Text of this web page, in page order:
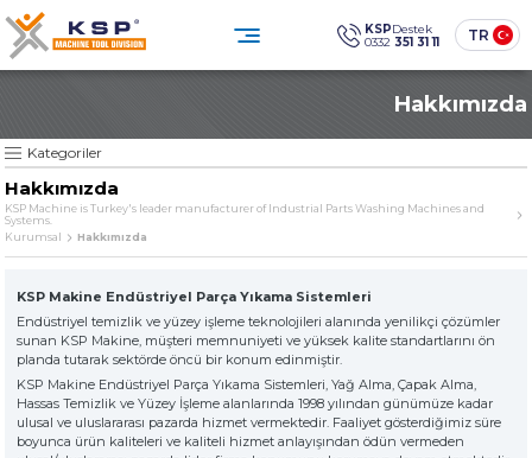
×
Endüstriyel temizlikte güven,
teknoloji ve sürdürülebilirlik.
ÜRÜN GRUPLARIMIZ
» Standart Endüstriyel Parça Yıkama Makineleri
Ürünler
Çözümler
Sektörler
Medya Merkezi
İletişim
KSPDestek
0332 351 31 11 TR
Hakkımızda
×
KSP MACHINEKATEGORİLER » Solventli Endüstriyel Parça Yıkama Makineleri
» Diğer Makine ve Ekipmanlar
» Tüm Ürünler
The quality is our
Sine qua non
Kategoriler
Hakkımızda
KSP Machine is Turkey's leader manufacturer of Industrial Parts Washing Machines and
Systems.
Kurumsal
Hakkımızda
KSP Makine Endüstriyel Parça Yıkama Sistemleri
Endüstriyel temizlik ve yüzey işleme teknolojileri alanında yenilikçi çözümler
sunan KSP Makine, müşteri memnuniyeti ve yüksek kalite standartlarını ön
planda tutarak sektörde öncü bir konum edinmiştir.
KSP Makine Endüstriyel Parça Yıkama Sistemleri, Yağ Alma, Çapak Alma,
Hassas Temizlik ve Yüzey İşleme alanlarında 1998 yılından günümüze kadar
ulusal ve uluslararası pazarda hizmet vermektedir. Faaliyet gösterdiğimiz süre
boyunca ürün kaliteleri ve kaliteli hizmet anlayışından ödün vermeden